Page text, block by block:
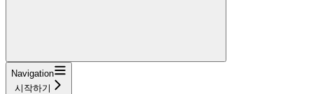
Navigation
시작하기